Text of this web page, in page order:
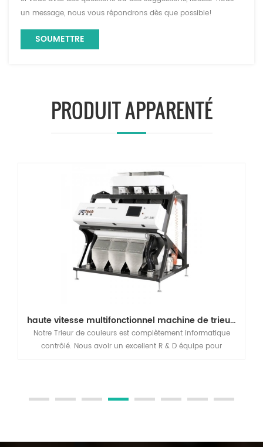
un message, nous vous répondrons dès que possible!
PRODUIT APPARENTÉ
Machine de tri couleur multifonction
Notre trieuse de couleurs multifonction de haut niveau de
série ZF est capable de bien trier différents produits avec